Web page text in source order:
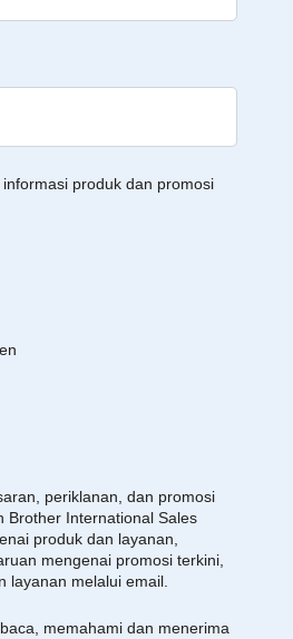
produk dan promosi
periklanan, dan promosi
Brother International Sales
produk dan layanan,
mengenai promosi terkini,
layanan melalui email.
memahami dan menerima